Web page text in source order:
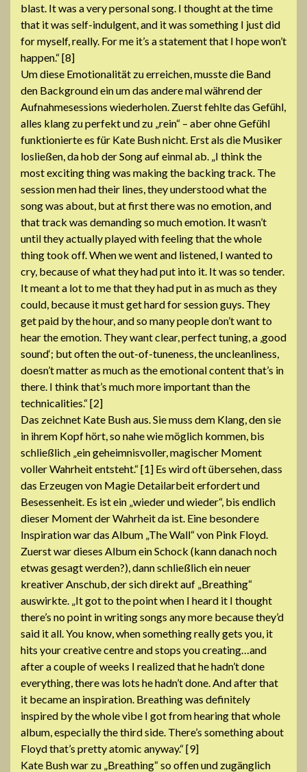
blast. It was a very personal song. I thought at the time
that it was self-indulgent, and it was something I just did
for myself, really. For me it’s a statement that I hope won’t
happen.“ [8]
Um diese Emotionalität zu erreichen, musste die Band
den Background ein um das andere mal während der
Aufnahmesessions wiederholen. Zuerst fehlte das Gefühl,
alles klang zu perfekt und zu „rein“ – aber ohne Gefühl
funktionierte es für Kate Bush nicht. Erst als die Musiker
losließen, da hob der Song auf einmal ab. „I think the
most exciting thing was making the backing track. The
session men had their lines, they understood what the
song was about, but at first there was no emotion, and
that track was demanding so much emotion. It wasn’t
until they actually played with feeling that the whole
thing took off. When we went and listened, I wanted to
cry, because of what they had put into it. It was so tender.
It meant a lot to me that they had put in as much as they
could, because it must get hard for session guys. They
get paid by the hour, and so many people don’t want to
hear the emotion. They want clear, perfect tuning, a ‚good
sound‘; but often the out-of-tuneness, the uncleanliness,
doesn’t matter as much as the emotional content that’s in
there. I think that’s much more important than the
technicalities.“ [2]
Das zeichnet Kate Bush aus. Sie muss dem Klang, den sie
in ihrem Kopf hört, so nahe wie möglich kommen, bis
schließlich „ein geheimnisvoller, magischer Moment
voller Wahrheit entsteht.“ [1] Es wird oft übersehen, dass
das Erzeugen von Magie Detailarbeit erfordert und
Besessenheit. Es ist ein „wieder und wieder“, bis endlich
dieser Moment der Wahrheit da ist. Eine besondere
Inspiration war das Album „The Wall“ von Pink Floyd.
Zuerst war dieses Album ein Schock (kann danach noch
etwas gesagt werden?), dann schließlich ein neuer
kreativer Anschub, der sich direkt auf „Breathing“
auswirkte. „It got to the point when I heard it I thought
there’s no point in writing songs any more because they’d
said it all. You know, when something really gets you, it
hits your creative centre and stops you creating…and
after a couple of weeks I realized that he hadn’t done
everything, there was lots he hadn’t done. And after that
it became an inspiration. Breathing was definitely
inspired by the whole vibe I got from hearing that whole
album, especially the third side. There’s something about
Floyd that’s pretty atomic anyway.“ [9]
Kate Bush war zu „Breathing“ so offen und zugänglich